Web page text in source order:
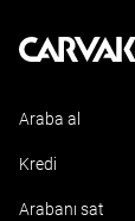
Kavak
Araba al
Kredi
Arabanı sat